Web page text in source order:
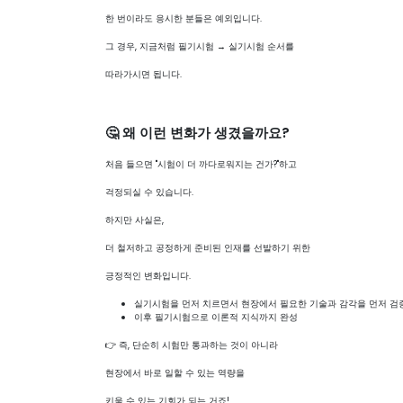
한 번이라도 응시한 분들은 예외입니다.
그 경우, 지금처럼 필기시험 → 실기시험 순서를
따라가시면 됩니다.
🤔 왜 이런 변화가 생겼을까요?
처음 들으면 "시험이 더 까다로워지는 건가?"하고
걱정되실 수 있습니다.
하지만 사실은,
더 철저하고 공정하게 준비된 인재를 선발하기 위한
긍정적인 변화입니다.
실기시험을 먼저 치르면서 현장에서 필요한 기술과 감각을 먼저 검
이후 필기시험으로 이론적 지식까지 완성
👉 즉, 단순히 시험만 통과하는 것이 아니라
현장에서 바로 일할 수 있는 역량을